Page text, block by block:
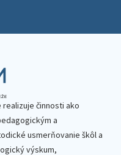
činnosti ako
a
usmerňovanie škôl a
výskum,